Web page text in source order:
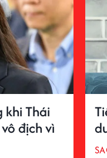
khi Thái
địch vì